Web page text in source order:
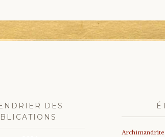
DES
Archimandrite